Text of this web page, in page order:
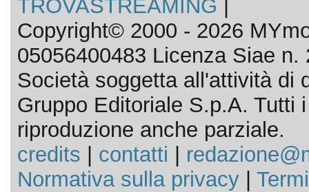
TROVASTREAMING
Copyright© 2000 - 2026
05056400483 Licenza Siae n.
Società soggetta all'attività di
Gruppo Editoriale S.p.A. Tutti
riproduzione anche parziale.
credits
contatti
Normativa sulla privacy|